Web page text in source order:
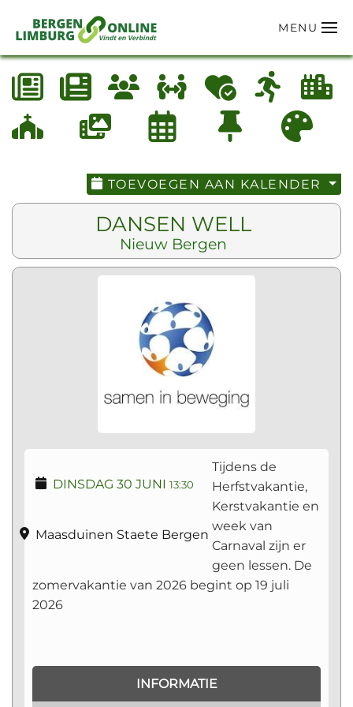
Terug naar hoofdinhoud
MENU
TOEVOEGEN AAN KALENDER
DANSEN WELL
Nieuw Bergen
DINSDAG 30 JUNI 13:30
Maasduinen Staete Bergen
Tijdens de
Herfstvakantie,
Kerstvakantie en
week van
Carnaval zijn er
geen lessen. De
zomervakantie van 2026 begint op 19 juli
2026
INFORMATIE